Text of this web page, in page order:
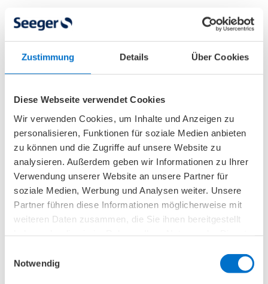
Zustimmung Details Über Cookies
Diese Webseite verwendet Cookies
Wir verwenden Cookies, um Inhalte und Anzeigen zu
personalisieren, Funktionen für soziale Medien anbieten
zu können und die Zugriffe auf unsere Website zu
analysieren. Außerdem geben wir Informationen zu Ihrer
Verwendung unserer Website an unsere Partner für
soziale Medien, Werbung und Analysen weiter. Unsere
Partner führen diese Informationen möglicherweise mit
weiteren Daten zusammen, die Sie ihnen bereitgestellt
Notwendig
Eine besondere Rolle in der Therapie von
Dysmelien kommt den
zu, mit
denen die Dysmelie behandelt werden kann. Je
nach genauer Fehlbildung können Betroffene
Greifhilfen wesentlich profitieren. Das beste
Mittel – besonders bei schweren Dysmelien –
stellen jedoch zweifelsohne dieProthesendar,
welche Betroffenen oft völlig neue
Möglichkeiten eröffnen, indem sie ihnen ein
wertvolles Stück Selbstbestimmung
zurückgeben. Solche Funktionshilfen können
einerseits eine Überlastung des Körpers
verhindern und andererseits beim Essen,
Musizieren ermöglichen. Wenn es sich bei den